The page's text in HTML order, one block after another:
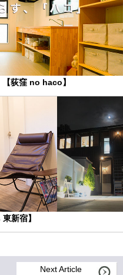
荻窪 no haco】
新宿】
Next Article